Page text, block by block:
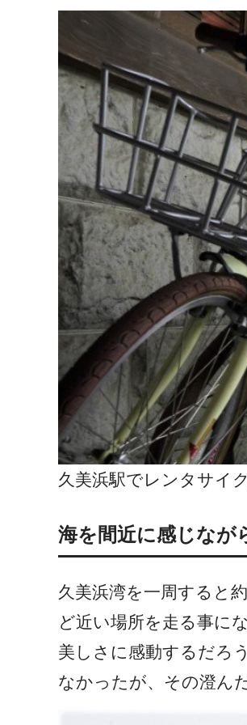
久美浜駅でレンタサイ
海を間近に感じなが
久美浜湾を一周すると約
ど近い場所を走る事に
美しさに感動するだろ
なかったが、その澄ん